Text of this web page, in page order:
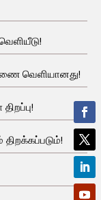
வெளியானது!